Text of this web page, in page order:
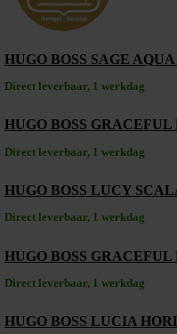
HUGO BOSS SAGE
Direct leverbaar, 1 werkdag
HUGO BOSS
Direct leverbaar, 1 werkdag
HUGO BOSS LUCY
Direct leverbaar, 1 werkdag
HUGO BOSS
Direct leverbaar, 1 werkdag
HUGO BOSS LUCIA